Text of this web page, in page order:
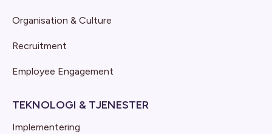
Organisation & Culture
Recruitment
Employee Engagement
TEKNOLOGI & TJENESTER
Implementering